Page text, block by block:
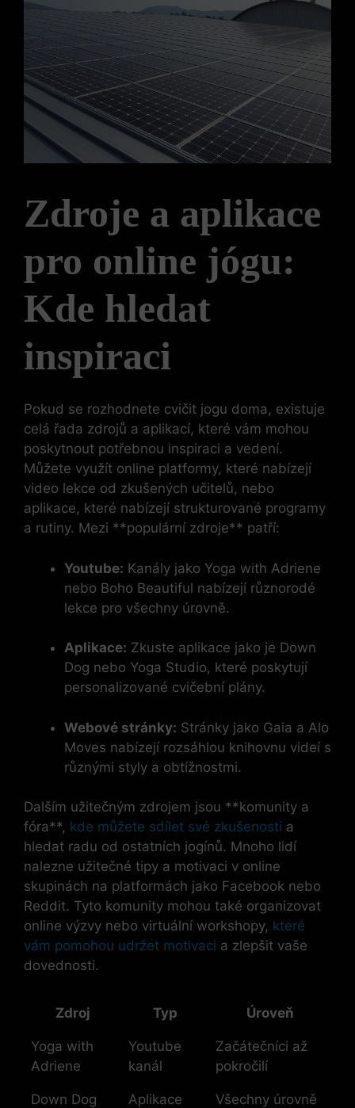
Zdroje a aplikace
pro online jógu:
Kde hledat
inspiraci
Pokud se rozhodnete cvičit jogu doma, existuje
celá řada zdrojů a aplikací, které vám mohou
poskytnout potřebnou inspiraci a vedení.
Můžete využít online platformy, které nabízejí
video lekce od zkušených učitelů, nebo
aplikace, které nabízejí strukturované programy
a rutiny. Mezi **populární zdroje** patří:
Youtube: Kanály jako Yoga with Adriene
nebo Boho Beautiful nabízejí různorodé
lekce pro všechny úrovně.
Aplikace: Zkuste aplikace jako je Down
Dog nebo Yoga Studio, které poskytují
personalizované cvičební plány.
Webové stránky: Stránky jako Gaia a Alo
Moves nabízejí rozsáhlou knihovnu videí s
různými styly a obtížnostmi.
Dalším užitečným zdrojem jsou **komunity a
fóra**, kde můžete sdílet své zkušenosti a
hledat radu od ostatních jogínů. Mnoho lidí
nalezne užitečné tipy a motivaci v online
skupinách na platformách jako Facebook nebo
Reddit. Tyto komunity mohou také organizovat
online výzvy nebo virtuální workshopy, které
vám pomohou udržet motivaci a zlepšit vaše
dovednosti.
Zdroj Typ Úroveň
Yoga with
Adriene
Youtube
kanál
Začátečníci až
pokročilí
Down Dog Aplikace Všechny úrovně